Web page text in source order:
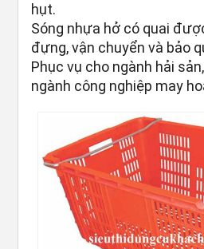
hụt.
Sóng nhựa hở có quai
đựng, vận chuyển và bảo
Phục vụ cho ngành hải
ngành công nghiệp may